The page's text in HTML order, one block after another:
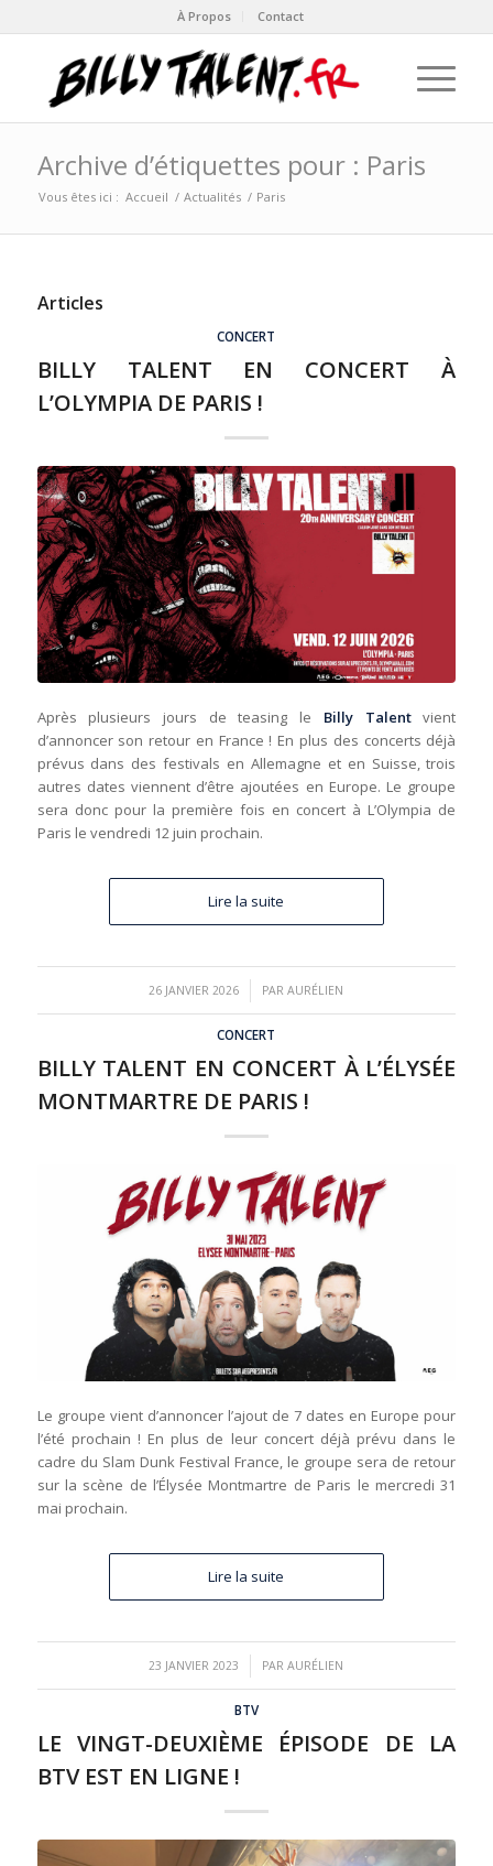
À Propos Contact
Archive d’étiquettes pour : Paris
Vous êtes ici : Accueil / Actualités / Paris
Articles
CONCERT
BILLY TALENT EN CONCERT À
L’OLYMPIA DE PARIS !
Après plusieurs jours de teasing le Billy Talentvient
d’annoncer son retour en France ! En plus des concerts déjà
prévus dans des festivals en Allemagne et en Suisse, trois
autres dates viennent d’être ajoutées en Europe. Le groupe
sera donc pour la première fois en concert à L’Olympia de
Paris le vendredi 12 juin prochain.
Lire la suite
26 JANVIER 2026
/ PARAURÉLIEN
CONCERT
BILLY TALENT EN CONCERT À L’ÉLYSÉE
MONTMARTRE DE PARIS !
Le groupe vient d’annoncer l’ajout de 7 dates en Europe pour
l’été prochain ! En plus de leur concert déjà prévu dans le
cadre du Slam Dunk Festival France, le groupe sera de retour
sur la scène de l’Élysée Montmartre de Paris le mercredi 31
mai prochain.
Lire la suite
23 JANVIER 2023
/ PARAURÉLIEN
BTV
LE VINGT-DEUXIÈME ÉPISODE DE LA
BTV EST EN LIGNE !